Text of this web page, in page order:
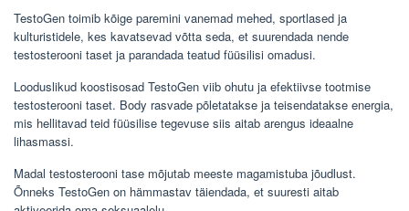
TestoGen toimib kõige paremini vanemad mehed, sportlased ja
kulturistidele, kes kavatsevad võtta seda, et suurendada nende
testosterooni taset ja parandada teatud füüsilisi omadusi.
Looduslikud koostisosad TestoGen viib ohutu ja efektiivse tootmise
testosterooni taset. Body rasvade põletatakse ja teisendatakse energia,
mis hellitavad teid füüsilise tegevuse siis aitab arengus ideaalne
lihasmassi.
Madal testosterooni tase mõjutab meeste magamistuba jõudlust.
Õnneks TestoGen on hämmastav täiendada, et suuresti aitab